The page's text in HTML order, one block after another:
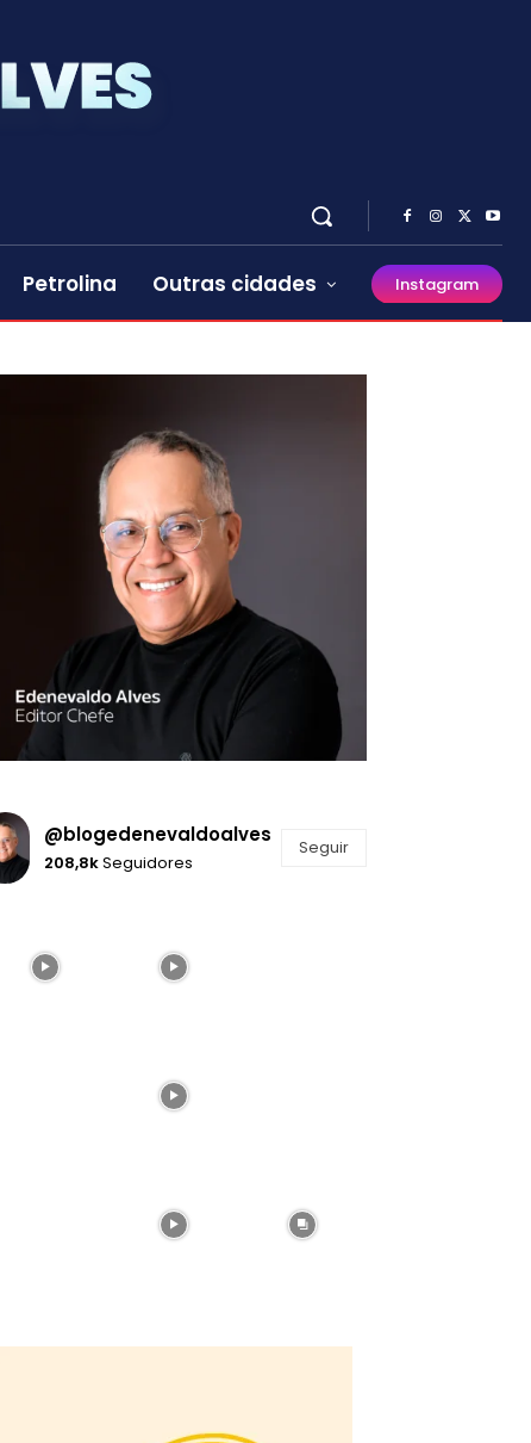
Petrolina Outras cidades Instagram
@blogedenevaldoalves
208,8kSeguidores
Seguir